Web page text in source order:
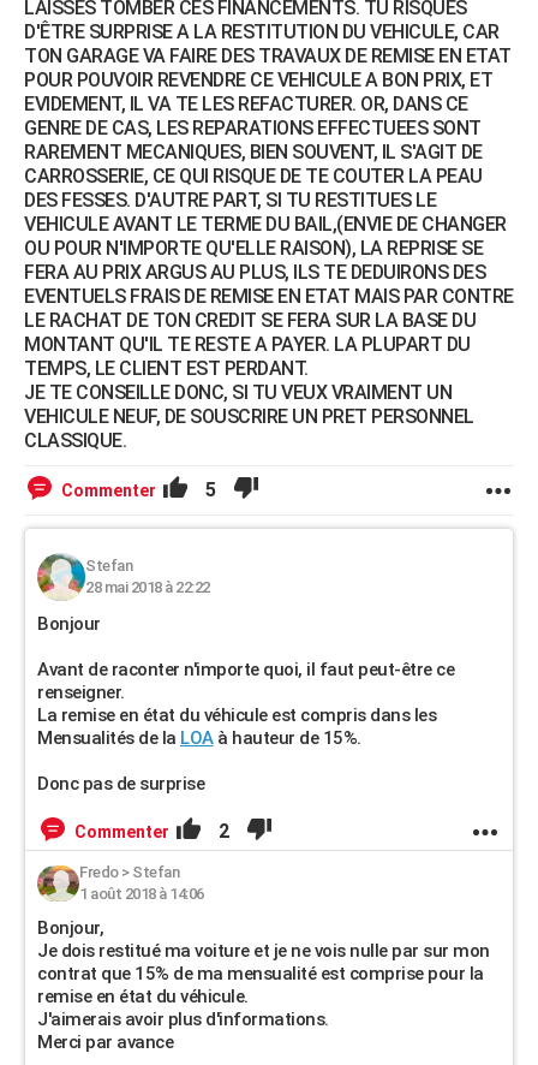
LAISSES TOMBER CES FINANCEMENTS. TU RISQUES
D'ÊTRE SURPRISE A LA RESTITUTION DU VEHICULE, CAR
TON GARAGE VA FAIRE DES TRAVAUX DE REMISE EN ETAT
POUR POUVOIR REVENDRE CE VEHICULE A BON PRIX, ET
EVIDEMENT, IL VA TE LES REFACTURER. OR, DANS CE
GENRE DE CAS, LES REPARATIONS EFFECTUEES SONT
RAREMENT MECANIQUES, BIEN SOUVENT, IL S'AGIT DE
CARROSSERIE, CE QUI RISQUE DE TE COUTER LA PEAU
DES FESSES. D'AUTRE PART, SI TU RESTITUES LE
VEHICULE AVANT LE TERME DU BAIL,(ENVIE DE CHANGER
OU POUR N'IMPORTE QU'ELLE RAISON), LA REPRISE SE
FERA AU PRIX ARGUS AU PLUS, ILS TE DEDUIRONS DES
EVENTUELS FRAIS DE REMISE EN ETAT MAIS PAR CONTRE
LE RACHAT DE TON CREDIT SE FERA SUR LA BASE DU
MONTANT QU'IL TE RESTE A PAYER. LA PLUPART DU
TEMPS, LE CLIENT EST PERDANT.
JE TE CONSEILLE DONC, SI TU VEUX VRAIMENT UN
VEHICULE NEUF, DE SOUSCRIRE UN PRET PERSONNEL
CLASSIQUE.
Commenter 5
Stefan
28 mai 2018 à 22:22
Bonjour
Avant de raconter n'importe quoi, il faut peut-être ce
renseigner.
La remise en état du véhicule est compris dans les
Mensualités de la LOAà hauteur de 15%.
Donc pas de surprise
Commenter 2
Fredo> Stefan
1 août 2018 à 14:06
Bonjour,
Je dois restitué ma voiture et je ne vois nulle par sur mon
contrat que 15% de ma mensualité est comprise pour la
remise en état du véhicule.
J'aimerais avoir plus d'informations.
Merci par avance